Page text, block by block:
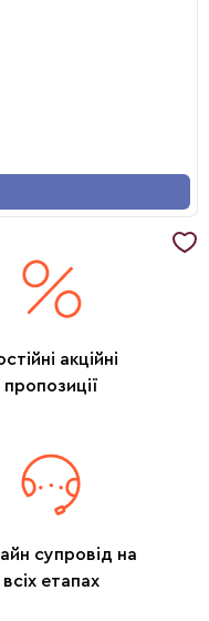
акційні
пропозиції
супровід на
всіх етапах